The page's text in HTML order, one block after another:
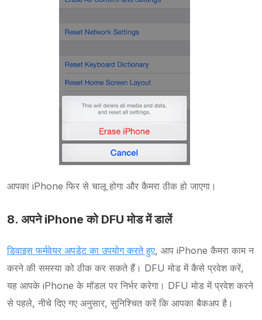
आपका iPhone फिर से चालू होगा और कैमरा ठीक हो जाएगा।
8. अपने iPhone को DFU मोड में डालें
डिवाइस फर्मवेयर अपडेट का उपयोग करते हुए, आप iPhone कैमरा काम न
करने की समस्या को ठीक कर सकते हैं। DFU मोड में कैसे प्रवेश करें,
यह आपके iPhone के मॉडल पर निर्भर करेगा। DFU मोड में प्रवेश करने
से पहले, नीचे दिए गए अनुसार, सुनिश्चित करें कि आपका बैकअप है।